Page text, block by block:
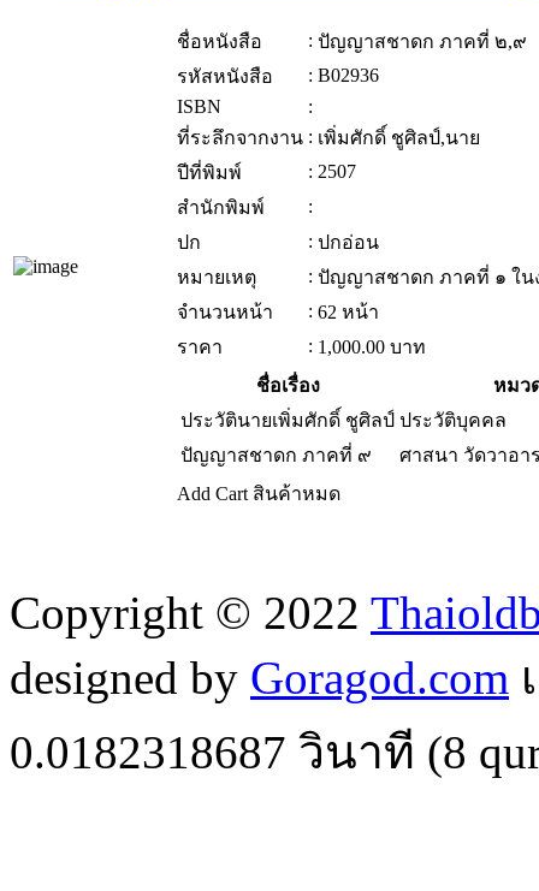
ชื่อหนังสือ : ปัญญาสชาดก ภาคที่ ๒,๙
รหัสหนังสือ
: B02936
ISBN
:
ที่ระลึกจากงาน : เพิ่มศักดิ์ ชูศิลป์,นาย
ปีที่พิมพ์
: 2507
สำนักพิมพ์
:
ปก
: ปกอ่อน
หมายเหตุ
: ปัญญาสชาดก ภาคที่ ๑ ใน
จำนวนหน้า
: 62 หน้า
ราคา
: 1,000.00 บาท
ชื่อเรื่อง
หมว
ประวัตินายเพิ่มศักดิ์ ชูศิลป์ ประวัติบุคคล
ปัญญาสชาดก ภาคที่ ๙
ศาสนา วัดวาอา
Add Cart สินค้าหมด
Copyright © 2022
designed by Goragod.com
0.0182318687 วินาที (8